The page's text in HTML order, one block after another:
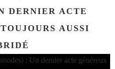
DERNIER ACTE
AUSSI